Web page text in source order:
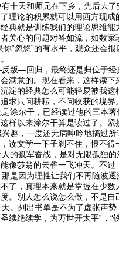
十天和师兄在下乡，先后去
理论的积累就可以用西方现
典就是训练我们的理论思维
关心的问题对答如流，如数家
你“忽悠”的有水平，观众还会
—回归，最终还是归位于经
满意的。现在看来，这样读
淀的经典怎么可能轻易被我
求只问耕耘，不问收获的境界。
涂尔干，已经读过他的三本
样以来涂尔干算是读过了。
趣，一度还无病呻吟地搞过
读文学一下子刹不住，恨不
的孤军奋战，是对无限孤独
像莎翁的云雀一飞冲天。不
那是因为理性让我们不再随
了，真理本来就是掌握在少
。别人怎么说怎么做，不是自
。列出书单是不为了虚张声
续绝续学，为万世开太平”，